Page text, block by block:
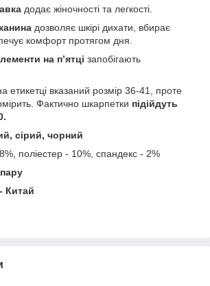
додає жіночності та легкості.
дозволяє шкірі дихати, вбирає
комфорт протягом дня.
на пʼятці запобігають
етикетці вказаний розмір 36-41, проте
Фактично шкарпетки підійдуть
сірий, чорний
поліестер - 10%, спандекс - 2%
Китай